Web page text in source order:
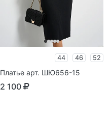
44 46 52
Платье арт. ШЮ656-15
2 100